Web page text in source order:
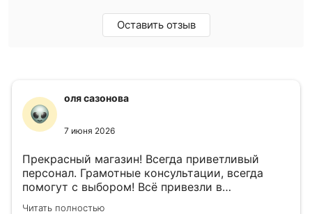
Оставить отзыв
оля сазонова
7 июня 2026
Прекрасный магазин! Всегда приветливый
персонал. Грамотные консультации, всегда
помогут с выбором! Всё привезли в
назначенный день!
Читать полностью